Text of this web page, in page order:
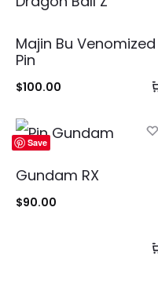
Majin Bu Venomized
Pin
$100.00
Save
Gundam RX
$90.00